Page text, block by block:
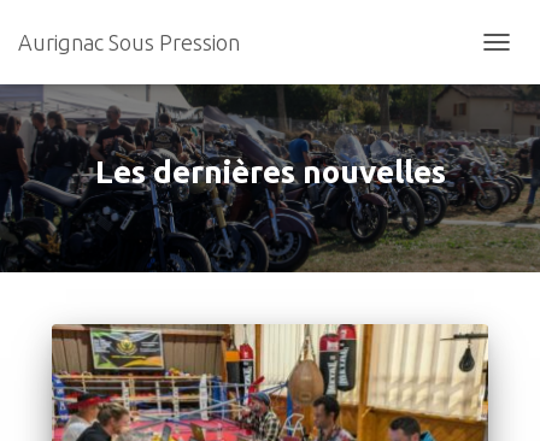
Aurignac Sous Pression
LA
Les dernières nouvelles